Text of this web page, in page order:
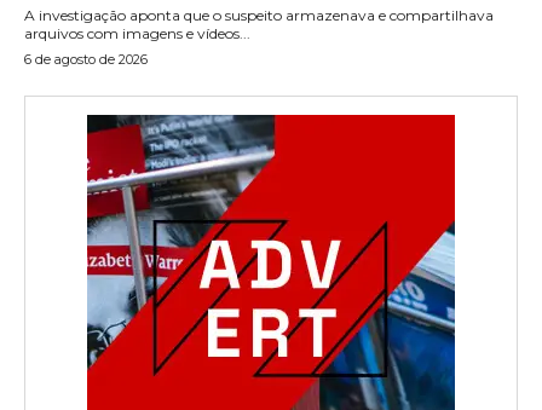
A investigação aponta que o suspeito armazenava e compartilhava
arquivos com imagens e vídeos...
6 de agosto de 2026